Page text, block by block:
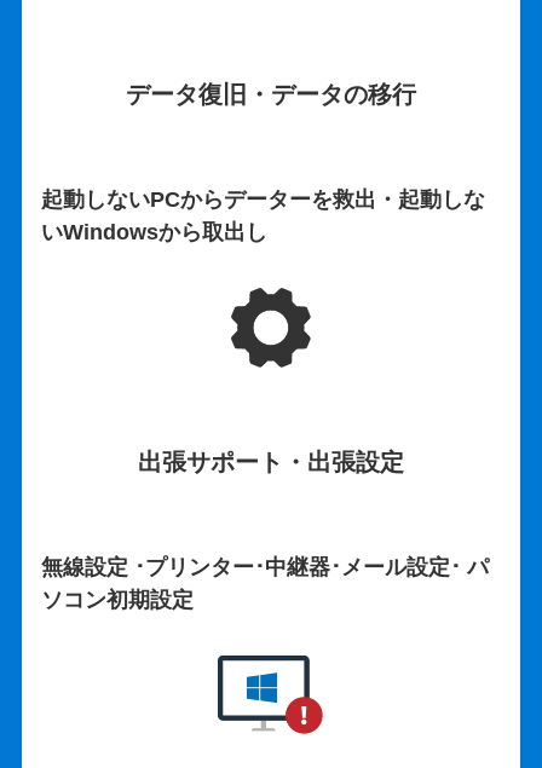
データ復旧・データの移行
起動しないPCからデーターを救出・起動しな
いWindowsから取出し
出張サポート・出張設定
無線設定 ･プリンター･中継器･メール設定･ パ
ソコン初期設定